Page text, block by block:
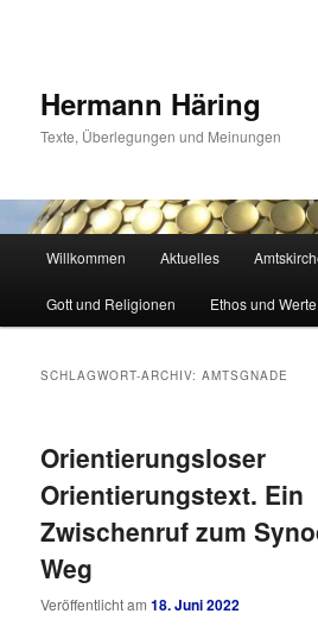
Hermann Häring
Texte, Überlegungen und Meinungen
Willkommen Aktuelles
Gott und Religionen Ethos und Werte
SCHLAGWORT-ARCHIV:AMTSGNADE
Orientierungsloser
Orientierungstext. Ein
Zwischenruf zum
Weg
Veröffentlicht am18. Juni 2022